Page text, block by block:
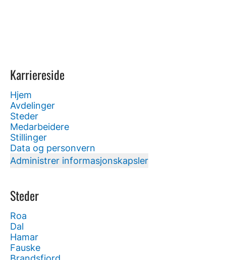
Karriereside
Hjem
Avdelinger
Steder
Medarbeidere
Stillinger
Data og personvern
Administrer informasjonskapsler
Steder
Roa
Dal
Hamar
Fauske